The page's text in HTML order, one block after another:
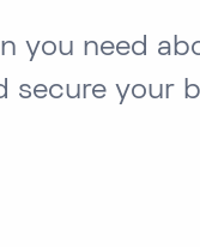
you need
secure your